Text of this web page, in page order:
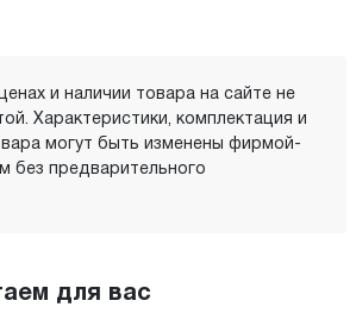
и наличии товара на сайте не
Характеристики, комплектация и
могут быть изменены фирмой-
без предварительного
для вас